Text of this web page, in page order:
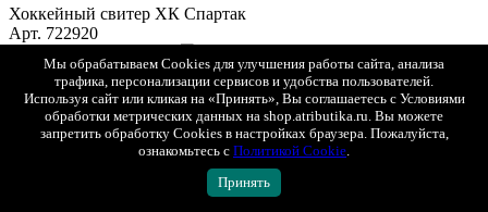
Хоккейный свитер ХК Спартак
Арт. 722920
БЫСТРЫЙ ПРОСМОТР
XS
S M
Мы обрабатываем Cookies для улучшения работы сайта, анализа
трафика, персонализации сервисов и удобства пользователей.
Используя сайт или кликая на «Принять», Вы соглашаетесь с Условиями
обработки метрических данных на shop.atributika.ru. Вы можете
запретить обработку Cookies в настройках браузера. Пожалуйста,
ознакомьтесь с Политикой Cookie.
Принять